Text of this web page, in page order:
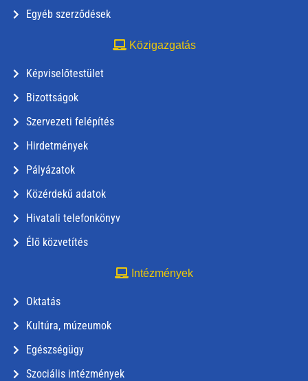
Egyéb szerződések
Közigazgatás
Képviselőtestület
Bizottságok
Szervezeti felépítés
Hirdetmények
Pályázatok
Közérdekű adatok
Hivatali telefonkönyv
Élő közvetítés
Intézmények
Oktatás
Kultúra, múzeumok
Egészségügy
Szociális intézmények